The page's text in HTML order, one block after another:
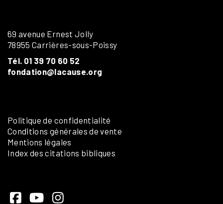
69 avenue Ernest Jolly
78955 Carrières-sous-Poissy
Tél. 01 39 70 60 52
fondation@lacause.org
Politique de confidentialité
Conditions générales de vente
Mentions légales
Index des citations bibliques